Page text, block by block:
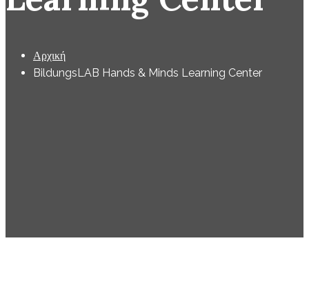
Αρχική
BildungsLAB Hands & Minds Learning Center